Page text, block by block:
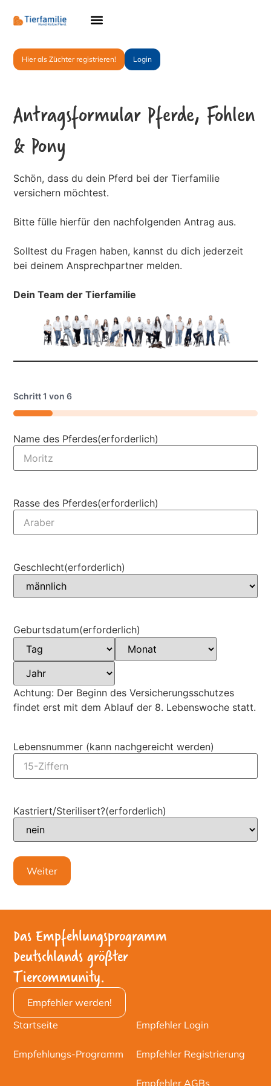
Hier als Züchter registrieren! Login
Antragsformular Pferde, Fohlen
& Pony
Schön, dass du dein Pferd bei der Tierfamilie
versichern möchtest.
Bitte fülle hierfür den nachfolgenden Antrag aus.
Solltest du Fragen haben, kannst du dich jederzeit
bei deinem Ansprechpartner melden.
Dein Team der Tierfamilie
Schritt1 von6
16%
Name des Pferdes(erforderlich)
Rasse des Pferdes(erforderlich)
Geschlecht(erforderlich)
Geburtsdatum(erforderlich)
Achtung: Der Beginn des Versicherungsschutzes
findet erst mit dem Ablauf der 8. Lebenswoche statt.
Lebensnummer (kann nachgereicht werden)
Kastriert/Sterilisert?(erforderlich)
Weiter
Das Empfehlungsprogramm
Deutschlands größter
Tiercommunity.
Empfehler werden!
Startseite
Empfehlungs-Programm
Empfehler Login
Empfehler Registrierung
Empfehler AGBs